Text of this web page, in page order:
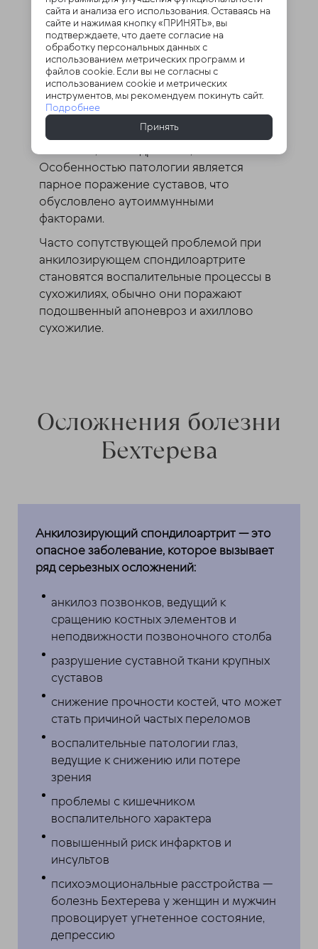
очень быстро переходит на шейный
отдел. У пациентов наблюдается "поза
просителя", так как естественные изгибы
позвоночника сглаживаются
окончательно.
Хотя считается, что болезнь Бехтерева
поражает позвоночник, ее проявления
могут затрагивать и другие суставы:
плечевые, тазобедренные, коленные.
Особенностью патологии является
парное поражение суставов, что
обусловлено аутоиммунными
факторами.
Часто сопутствующей проблемой при
анкилозирующем спондилоартрите
становятся воспалительные процессы в
сухожилиях, обычно они поражают
подошвенный апоневроз и ахиллово
сухожилие.
Осложнения болезни
Бехтерева
Анкилозирующий спондилоартрит — это
опасное заболевание, которое вызывает
ряд серьезных осложнений:
анкилоз позвонков, ведущий к
сращению костных элементов и
неподвижности позвоночного столба
разрушение суставной ткани крупных
суставов
снижение прочности костей, что может
стать причиной частых переломов
воспалительные патологии глаз,
ведущие к снижению или потере
зрения
проблемы с кишечником
воспалительного характера
повышенный риск инфарктов и
инсультов
психоэмоциональные расстройства —
болезнь Бехтерева у женщин и мужчин
провоцирует угнетенное состояние,
депрессию
сайта и анализа его использования. Оставаясь на
сайте и нажимая кнопку «ПРИНЯТЬ», вы
подтверждаете, что даете согласие на
обработку персональных данных с
использованием метрических программ и
файлов cookie. Если вы не согласны с
использованием cookie и метрических
инструментов, мы рекомендуем покинуть сайт.
Подробнее
Принять